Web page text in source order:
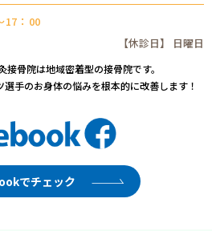
17：00
【休診日】 日曜日
骨院は地域密着型の接骨院です。
手のお身体の悩みを根本的に改善します！
でチェック